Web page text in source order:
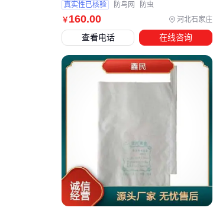
￥ 160.00 河北石家庄
真实性已核验 防鸟网 防虫
查看电话 在线咨询